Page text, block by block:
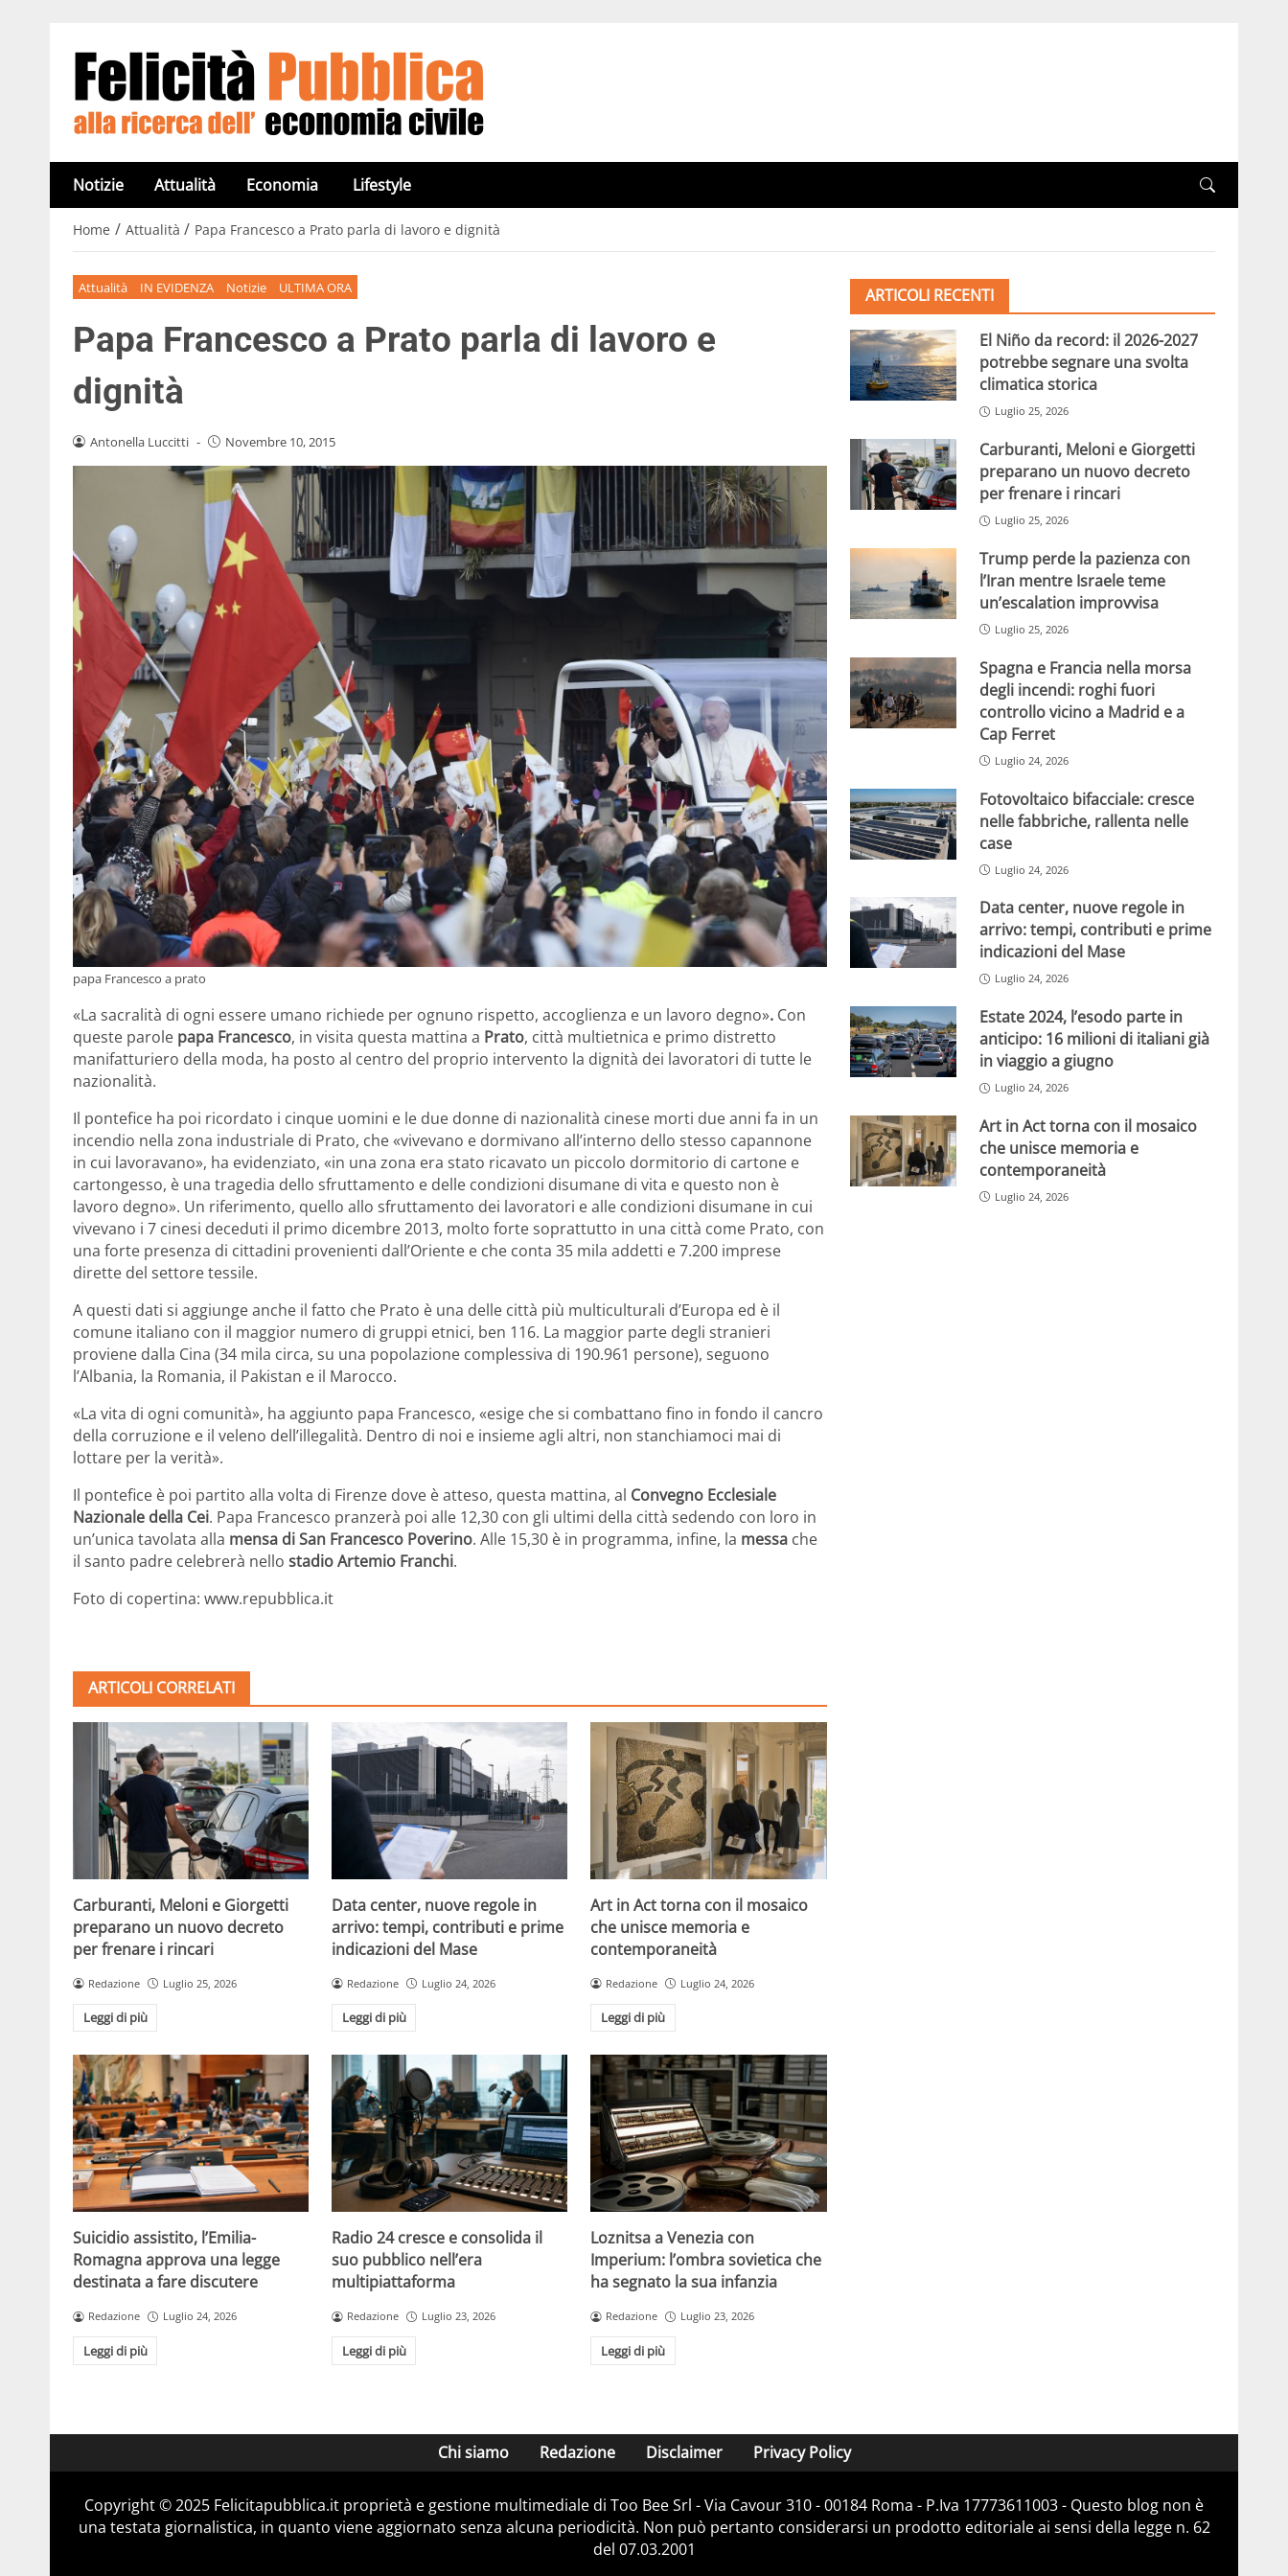
Notizie Attualità Economia Lifestyle
Home / Attualità / Papa Francesco a Prato parla di lavoro e dignità
Attualità IN EVIDENZA Notizie ULTIMA ORA
Papa Francesco a Prato parla di lavoro e
dignità
Antonella Luccitti - Novembre 10, 2015
papa Francesco a prato
«La sacralità di ogni essere umano richiede per ognuno rispetto, accoglienza e un lavoro degno». Con
queste parole papa Francesco, in visita questa mattina a Prato, città multietnica e primo distretto
manifatturiero della moda, ha posto al centro del proprio intervento la dignità dei lavoratori di tutte le
nazionalità.
Il pontefice ha poi ricordato i cinque uomini e le due donne di nazionalità cinese morti due anni fa in un
incendio nella zona industriale di Prato, che «vivevano e dormivano all’interno dello stesso capannone
in cui lavoravano», ha evidenziato, «in una zona era stato ricavato un piccolo dormitorio di cartone e
cartongesso, è una tragedia dello sfruttamento e delle condizioni disumane di vita e questo non è
lavoro degno». Un riferimento, quello allo sfruttamento dei lavoratori e alle condizioni disumane in cui
vivevano i 7 cinesi deceduti il primo dicembre 2013, molto forte soprattutto in una città come Prato, con
una forte presenza di cittadini provenienti dall’Oriente e che conta 35 mila addetti e 7.200 imprese
dirette del settore tessile.
A questi dati si aggiunge anche il fatto che Prato è una delle città più multiculturali d’Europa ed è il
comune italiano con il maggior numero di gruppi etnici, ben 116. La maggior parte degli stranieri
proviene dalla Cina (34 mila circa, su una popolazione complessiva di 190.961 persone), seguono
l’Albania, la Romania, il Pakistan e il Marocco.
«La vita di ogni comunità», ha aggiunto papa Francesco, «esige che si combattano fino in fondo il cancro
della corruzione e il veleno dell’illegalità. Dentro di noi e insieme agli altri, non stanchiamoci mai di
lottare per la verità».
Il pontefice è poi partito alla volta di Firenze dove è atteso, questa mattina, al Convegno Ecclesiale
Nazionale della Cei. Papa Francesco pranzerà poi alle 12,30 con gli ultimi della città sedendo con loro in
un’unica tavolata alla mensa di San Francesco Poverino. Alle 15,30 è in programma, infine, la messa che
il santo padre celebrerà nello stadio Artemio Franchi.
Foto di copertina: www.repubblica.it
ARTICOLI CORRELATI
Carburanti, Meloni e Giorgetti
preparano un nuovo decreto
per frenare i rincari
Redazione Luglio 25, 2026
Leggi di più
Data center, nuove regole in
arrivo: tempi, contributi e prime
indicazioni del Mase
Redazione Luglio 24, 2026
Leggi di più
Art in Act torna con il mosaico
che unisce memoria e
contemporaneità
Redazione Luglio 24, 2026
Leggi di più
Suicidio assistito, l’Emilia-
Romagna approva una legge
destinata a fare discutere
Redazione Luglio 24, 2026
Leggi di più
Radio 24 cresce e consolida il
suo pubblico nell’era
multipiattaforma
Redazione Luglio 23, 2026
Leggi di più
Loznitsa a Venezia con
Imperium: l’ombra sovietica che
ha segnato la sua infanzia
Redazione Luglio 23, 2026
Leggi di più
ARTICOLI RECENTI
El Niño da record: il 2026-2027
potrebbe segnare una svolta
climatica storica
Luglio 25, 2026
Carburanti, Meloni e Giorgetti
preparano un nuovo decreto
per frenare i rincari
Luglio 25, 2026
Trump perde la pazienza con
l’Iran mentre Israele teme
un’escalation improvvisa
Luglio 25, 2026
Spagna e Francia nella morsa
degli incendi: roghi fuori
controllo vicino a Madrid e a
Cap Ferret
Luglio 24, 2026
Fotovoltaico bifacciale: cresce
nelle fabbriche, rallenta nelle
case
Luglio 24, 2026
Data center, nuove regole in
arrivo: tempi, contributi e prime
indicazioni del Mase
Luglio 24, 2026
Estate 2024, l’esodo parte in
anticipo: 16 milioni di italiani già
in viaggio a giugno
Luglio 24, 2026
Art in Act torna con il mosaico
che unisce memoria e
contemporaneità
Luglio 24, 2026
Chi siamo Redazione Disclaimer Privacy Policy
Copyright © 2025 Felicitapubblica.it proprietà e gestione multimediale di Too Bee Srl - Via Cavour 310 - 00184 Roma - P.Iva 17773611003 - Questo blog non è
una testata giornalistica, in quanto viene aggiornato senza alcuna periodicità. Non può pertanto considerarsi un prodotto editoriale ai sensi della legge n. 62
del 07.03.2001